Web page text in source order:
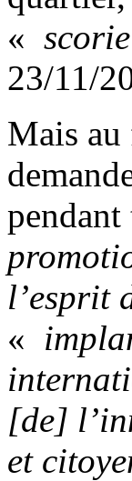
«
23/11/
Mais au
pendant
l’esprit
«
[de]
et